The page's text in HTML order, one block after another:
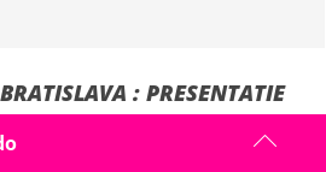
: PRESENTATIE
jullie arriveren bij het meer. De gids en